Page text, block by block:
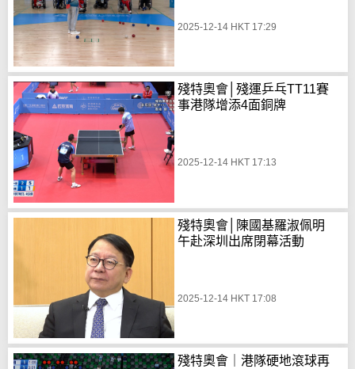
2025-12-14 HKT 17:29
殘特奧會│殘運乒乓TT11賽
事港隊增添4面銅牌
2025-12-14 HKT 17:13
殘特奧會│陳國基羅淑佩明
午赴深圳出席閉幕活動
2025-12-14 HKT 17:08
殘特奧會｜港隊硬地滾球再